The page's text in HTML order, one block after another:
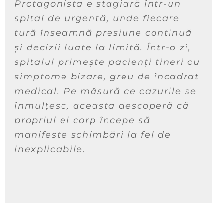
Protagonista e stagiară într-un
spital de urgentă, unde fiecare
tură înseamnă presiune continuă
și decizii luate la limită. Într-o zi,
spitalul primește pacienți tineri cu
simptome bizare, greu de încadrat
medical. Pe măsură ce cazurile se
înmulțesc, aceasta descoperă că
propriul ei corp începe să
manifeste schimbări la fel de
inexplicabile.